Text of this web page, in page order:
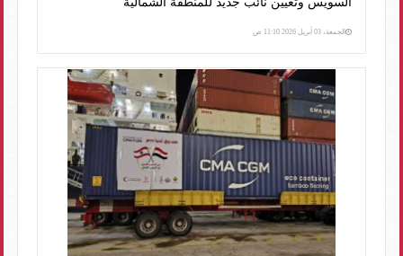
الجمعة، 03 أبريل 2026 11:10 ص